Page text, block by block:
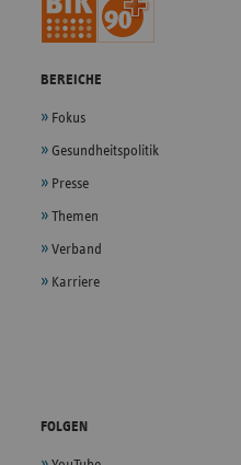
BEREICHE
Fokus
Gesundheitspolitik
Presse
Themen
Verband
Karriere
FOLGEN